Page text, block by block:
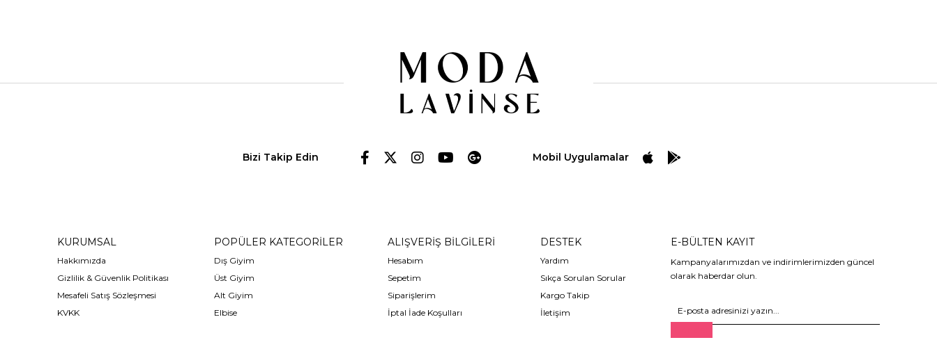
Bizi Takip Edin Mobil Uygulamalar
KURUMSAL
Hakkımızda
Gizlilik & Güvenlik Politikası
Mesafeli Satış Sözleşmesi
KVKK
POPÜLER KATEGORİLER
Dış Giyim
Üst Giyim
Alt Giyim
Elbise
ALIŞVERİŞ BİLGİLERİ
Hesabım
Sepetim
Siparişlerim
İptal İade Koşulları
DESTEK
Yardım
Sıkça Sorulan Sorular
Kargo Takip
İletişim
E-BÜLTEN KAYIT
Kampanyalarımızdan ve indirimlerimizden güncel
olarak haberdar olun.